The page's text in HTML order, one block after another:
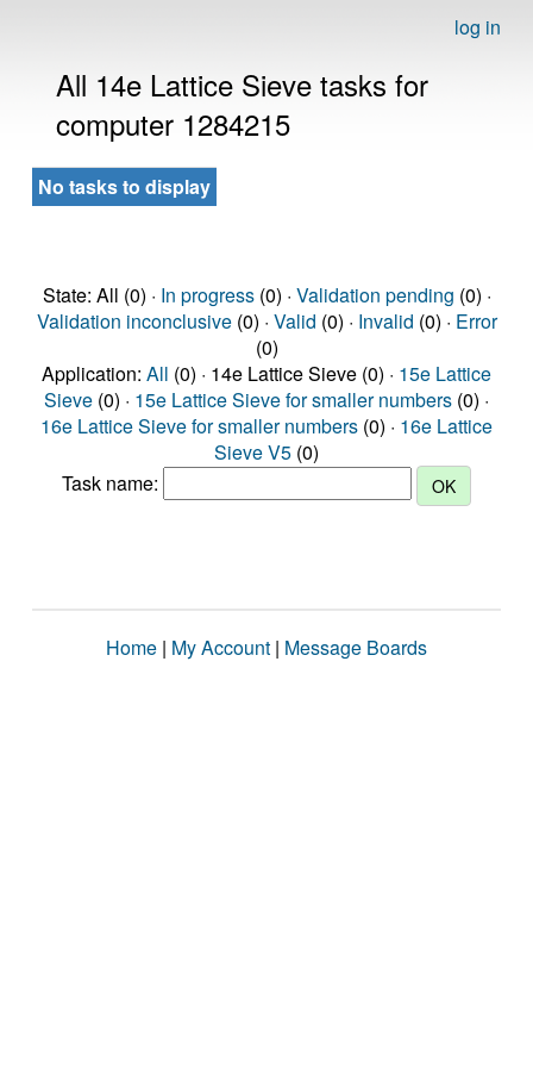
log in
All 14e Lattice Sieve tasks for
computer 1284215
No tasks to display
State: All (0) · In progress(0) · Validation pending (0) ·
Validation inconclusive(0) · Valid (0) · Invalid (0) · Error
(0)
Application: All (0) · 14e Lattice Sieve (0) · 15e Lattice
Sieve (0) · 15e Lattice Sieve for smaller numbers (0) ·
16e Lattice Sieve for smaller numbers (0) · 16e Lattice
Sieve V5 (0)
Task name:
Home | My Account | Message Boards